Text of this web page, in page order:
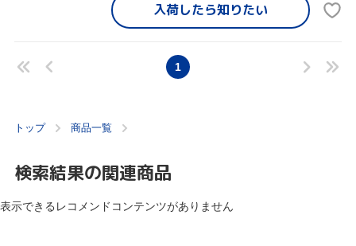
入荷したら知りたい
1
トップ 商品一覧
検索結果の関連商品
表示できるレコメンドコンテンツがありません